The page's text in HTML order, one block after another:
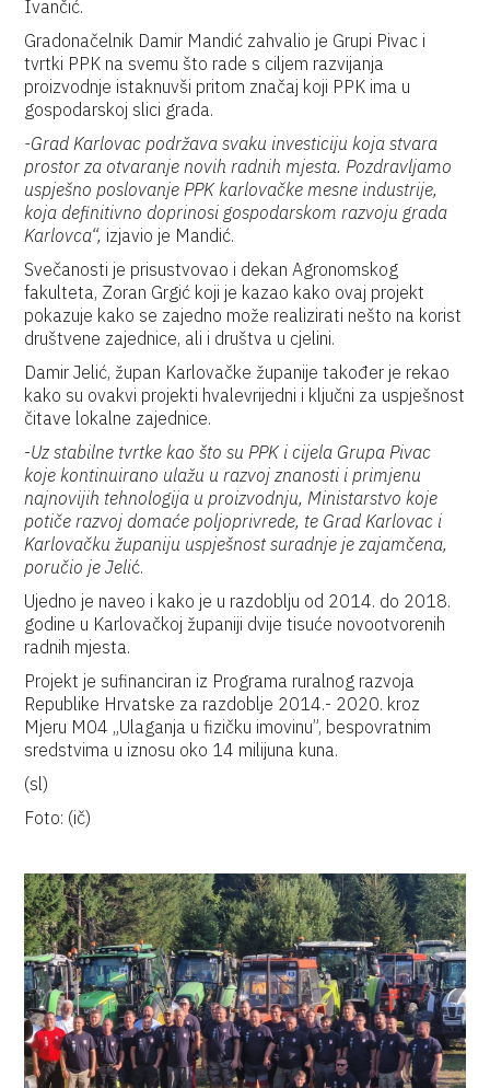
Ivančić.
Gradonačelnik Damir Mandić zahvalio je Grupi Pivac i
tvrtki PPK na svemu što rade s ciljem razvijanja
proizvodnje istaknuvši pritom značaj koji PPK ima u
gospodarskoj slici grada.
-Grad Karlovac podržava svaku investiciju koja stvara
prostor za otvaranje novih radnih mjesta. Pozdravljamo
uspješno poslovanje PPK karlovačke mesne industrije,
koja definitivno doprinosi gospodarskom razvoju grada
Karlovca“, izjavio je Mandić.
Svečanosti je prisustvovao i dekan Agronomskog
fakulteta, Zoran Grgić koji je kazao kako ovaj projekt
pokazuje kako se zajedno može realizirati nešto na korist
društvene zajednice, ali i društva u cjelini.
Damir Jelić, župan Karlovačke županije također je rekao
kako su ovakvi projekti hvalevrijedni i ključni za uspješnost
čitave lokalne zajednice.
-Uz stabilne tvrtke kao što su PPK i cijela Grupa Pivac
koje kontinuirano ulažu u razvoj znanosti i primjenu
najnovijih tehnologija u proizvodnju, Ministarstvo koje
potiče razvoj domaće poljoprivrede, te Grad Karlovac i
Karlovačku županiju uspješnost suradnje je zajamčena,
poručio je Jelić.
Ujedno je naveo i kako je u razdoblju od 2014. do 2018.
godine u Karlovačkoj županiji dvije tisuće novootvorenih
radnih mjesta.
Projekt je sufinanciran iz Programa ruralnog razvoja
Republike Hrvatske za razdoblje 2014.- 2020. kroz
Mjeru M04 „Ulaganja u fizičku imovinu”, bespovratnim
sredstvima u iznosu oko 14 milijuna kuna.
(sl)
Foto: (ič)